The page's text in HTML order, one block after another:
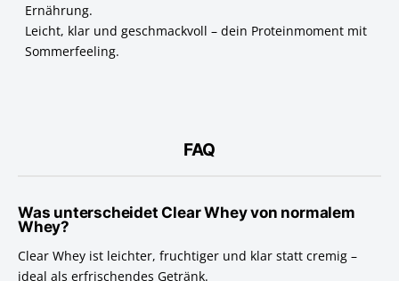
Ernährung.
Leicht, klar und geschmackvoll – dein Proteinmoment mit
Sommerfeeling.
FAQ
Was unterscheidet Clear Whey von normalem
Whey?
Clear Whey ist leichter, fruchtiger und klar statt cremig –
ideal als erfrischendes Getränk.